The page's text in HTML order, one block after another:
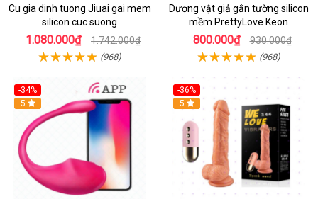
Cu gia dinh tuong Jiuai gai mem
silicon cuc suong
1.080.000₫ 1.742.000₫
(968)
Dương vật giả gắn tường silicon
mềm PrettyLove Keon
800.000₫ 930.000₫
(968)
-34%
5
-36%
5